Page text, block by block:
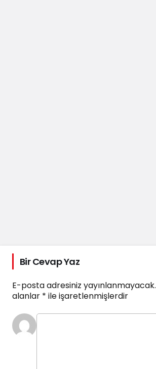
Bir Cevap Yaz
E-posta adresiniz yayınlanmayacak.
alanlar * ile işaretlenmişlerdir